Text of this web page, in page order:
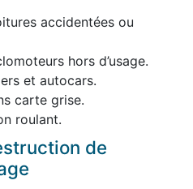
accidentées ou
hors d’usage.
et autocars.
carte grise.
roulant.
de